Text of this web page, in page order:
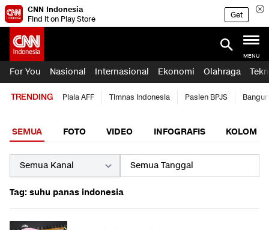
CNN Indonesia
Find it on Play Store
Get
MENU
For You Nasional Internasional Ekonomi Olahraga
TRENDING Piala AFF Timnas Indonesia Pasien BPJS
SEMUA FOTO VIDEO INFOGRAFIS KOLOM
Tag: suhu panas indonesia